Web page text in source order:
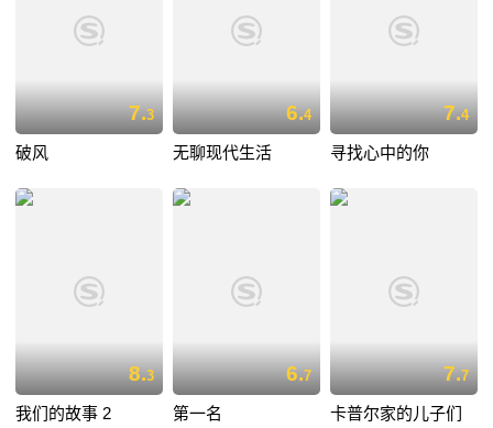
7.3
破风
6.4
无聊现代生活
7.4
寻找心中的你
8.3
我们的故事 2
6.7
第一名
7.7
卡普尔家的儿子们